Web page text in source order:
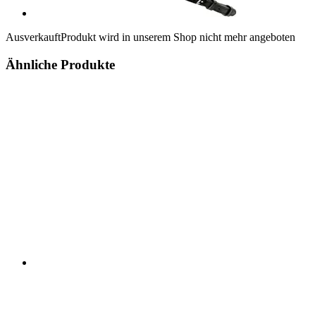
AusverkauftProdukt wird in unserem Shop nicht mehr angeboten
Ähnliche Produkte